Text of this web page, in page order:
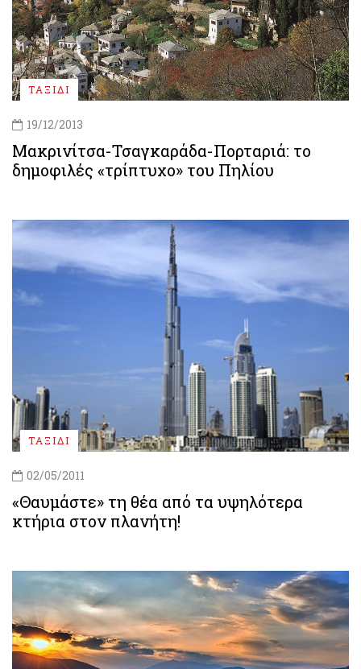
ΤΑΞΙΔΙ
19/12/2013
Μακρινίτσα-Τσαγκαράδα-Πορταριά: το
δημοφιλές «τρίπτυχο» του Πηλίου
ΤΑΞΙΔΙ
02/05/2011
«Θαυμάστε» τη θέα από τα υψηλότερα
κτήρια στον πλανήτη!